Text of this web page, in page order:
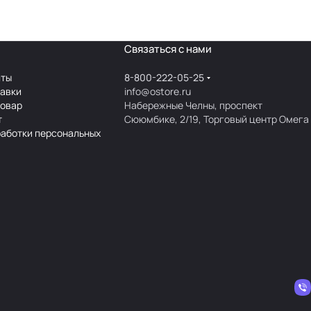
персональных
Связаться с нами
8-800-222-05-25
info@ostore.ru
Набережные Челны, проспект
Сююмбике, 2/19, Торговый центр Омега